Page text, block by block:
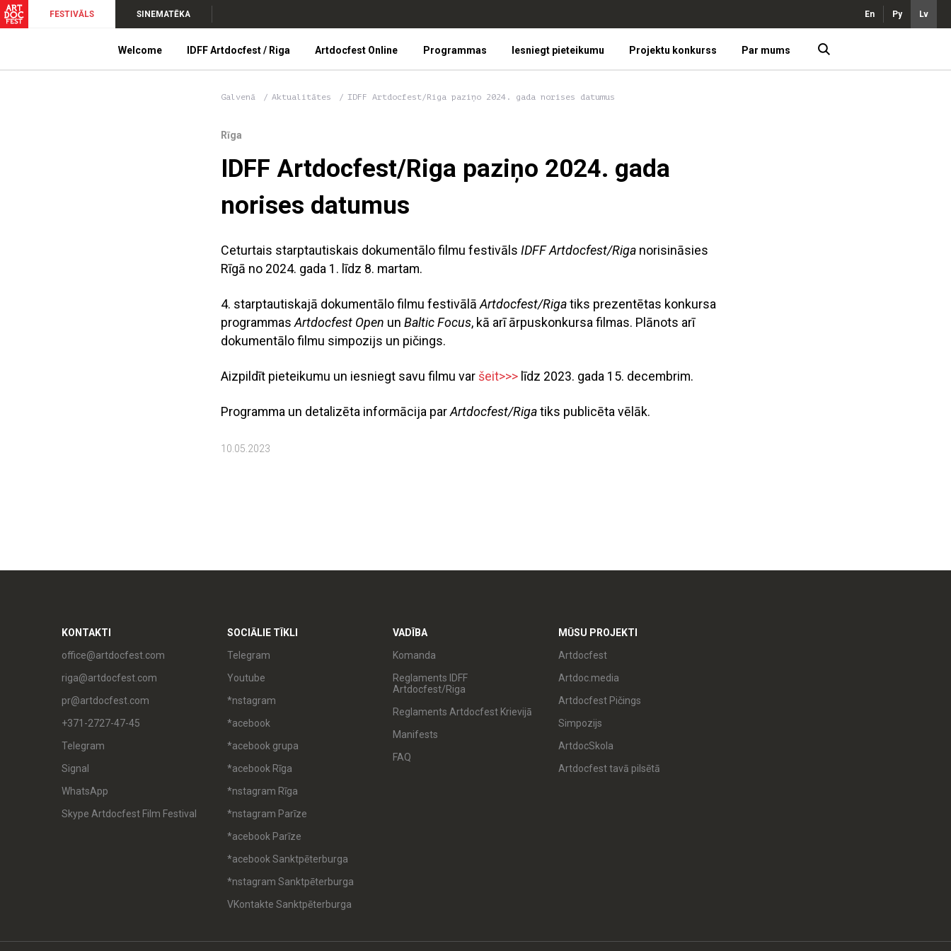
FESTIVĀLS SINEMATĒKA En Ру Lv
Welcome IDFF Artdocfest / Riga Artdocfest Online Programmas Iesniegt pieteikumu Projektu konkurss Par mums
Galvenā Aktualitātes IDFF Artdocfest/Riga paziņo 2024. gada norises datumus
Rīga
IDFF Artdocfest/Riga paziņo 2024. gada
norises datumus
Ceturtais starptautiskais dokumentālo filmu festivāls IDFF Artdocfest/Riga norisināsies
Rīgā no 2024. gada 1. līdz 8. martam.
4. starptautiskajā dokumentālo filmu festivālā Artdocfest/Rigatiks prezentētas konkursa
programmas Artdocfest Open un Baltic Focus, kā arī ārpuskonkursa filmas. Plānots arī
dokumentālo filmu simpozijs un pičings.
Aizpildīt pieteikumu un iesniegt savu filmu var šeit>>> līdz 2023. gada 15. decembrim.
Programma un detalizēta informācija parArtdocfest/Rigatiks publicēta vēlāk.
10.05.2023
KONTAKTI
office@artdocfest.com
riga@artdocfest.com
pr@artdocfest.com
+371-2727-47-45
Telegram
Signal
WhatsApp
Skype Artdocfest Film Festival
SOCIĀLIE TĪKLI
Telegram
Youtube
*nstagram
*acebook
*acebook grupa
*acebook Rīga
*nstagram Rīga
*nstagram Parīze
*acebook Parīze
*acebook Sanktpēterburga
*nstagram Sanktpēterburga
VKontakte Sanktpēterburga
VADĪBA
Komanda
Reglaments IDFF
Artdocfest/Riga
Reglaments Artdocfest Krievijā
Manifests
FAQ
MŪSU PROJEKTI
Artdocfest
Artdoc.media
Artdocfest Pičings
Simpozijs
ArtdocSkola
Artdocfest tavā pilsētā